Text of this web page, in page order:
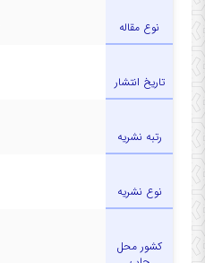
نوع مقاله
تاریخ انتشار
رتبه نشریه
نوع نشریه
کشور محل